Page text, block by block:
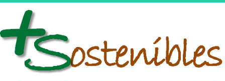
Saltar
contenido